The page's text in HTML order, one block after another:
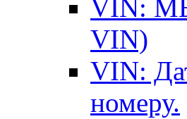
VIN:
VIN)
VIN:
номеру.